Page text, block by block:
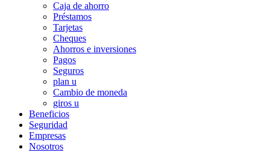
Caja de ahorro
Préstamos
Tarjetas
Cheques
Ahorros e inversiones
Pagos
Seguros
plan u
Cambio de moneda
giros u
Beneficios
Seguridad
Empresas
Nosotros